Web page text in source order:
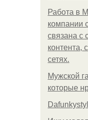
Работа в
компании
связана с
контента,
сетях.
Мужской
которые